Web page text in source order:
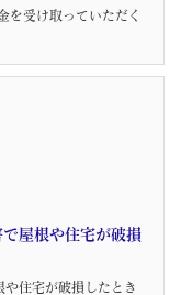
を受け取っていただく
屋根や住宅が破損
住宅が破損したとき